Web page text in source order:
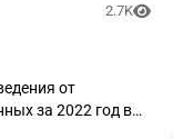
2.7K
от
за 2022 год в